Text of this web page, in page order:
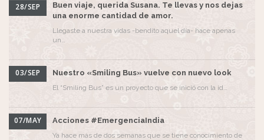
28/SEP
Buen viaje, querida Susana. Te llevas y nos dejas
una enorme cantidad de amor.
Llegaste a nuestra vidas -bendito aquel día- hace apenas
un…
03/SEP Nuestro «Smiling Bus» vuelve con nuevo look
El “Smiling Bus” es un proyecto que se inició con la id…
07/MAY Acciones #EmergenciaIndia
Ya hace más de dos semanas que se tiene conocimiento de